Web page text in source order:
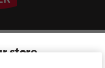
store